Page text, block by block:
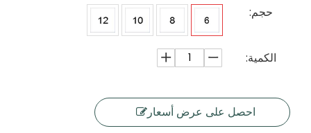
حجم:
الكمية:
احصل على عرض أسعار